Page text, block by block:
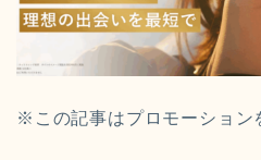
※この記事はプロモーション